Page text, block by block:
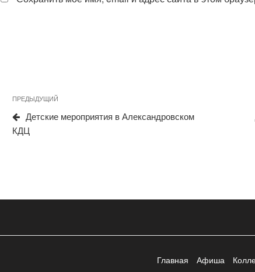
Навигация
по
записям
Предыдущая
запись
ПРЕДЫДУЩИЙ
Детские мероприятия в Александровском
КДЦ
Главная Афиша